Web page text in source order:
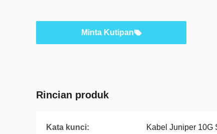
Minta Kutipan
Rincian produk
Kata kunci: Kabel Juniper 10G